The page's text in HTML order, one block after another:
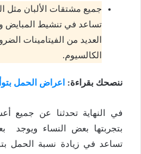
جميع مشتقات الألبان مثل
تساعد في تنشيط المبايض
العديد من الفيتامينات
الكالسيوم.
ننصحك بقراءة: اعراض الحمل
في النهاية تحدثنا عن جميع
بتجربتها بعض النساء ويوجد
تساعد في زيادة نسبة الحمل